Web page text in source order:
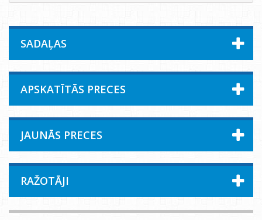
SADAĻAS
APSKATĪTĀS PRECES
JAUNĀS PRECES
RAŽOTĀJI